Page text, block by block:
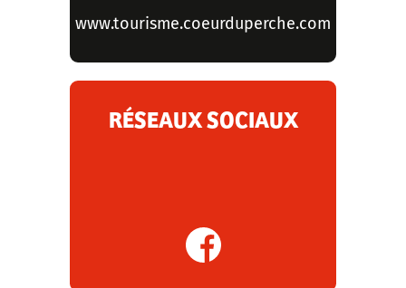
www.tourisme.coeurduperche.com
RÉSEAUX SOCIAUX